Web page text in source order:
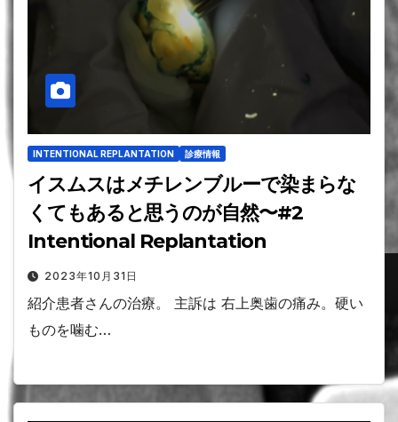
INTENTIONAL REPLANTATION 診療情報
イスムスはメチレンブルーで染まらな
くてもあると思うのが自然〜#2
Intentional Replantation
2023年10月31日
紹介患者さんの治療。 主訴は 右上奥歯の痛み。硬い
ものを噛む…